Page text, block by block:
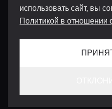
использовать сайт, вы
Политикой в отношении